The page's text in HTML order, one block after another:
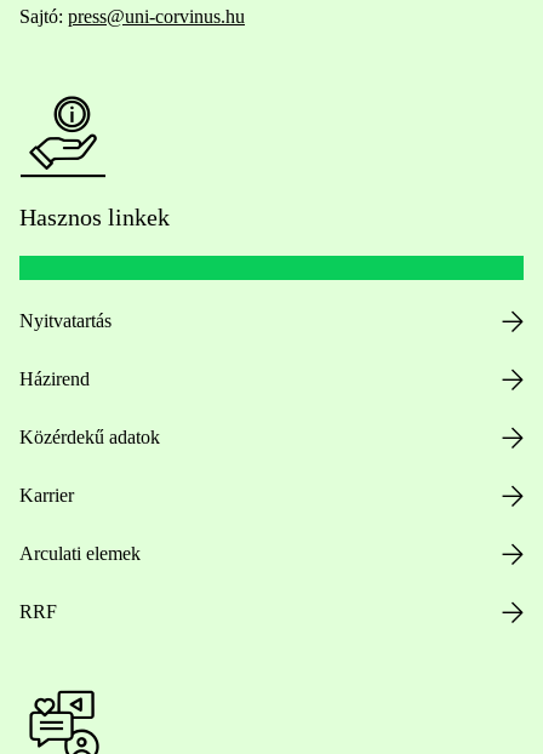
Sajtó: press@uni-corvinus.hu
Hasznos linkek
Nyitvatartás
Házirend
Közérdekű adatok
Karrier
Arculati elemek
RRF